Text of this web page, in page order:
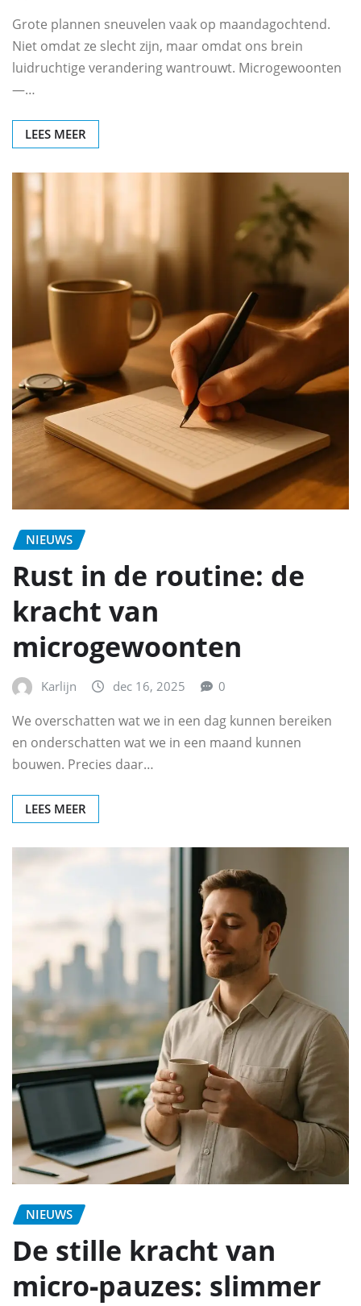
Grote plannen sneuvelen vaak op maandagochtend.
Niet omdat ze slecht zijn, maar omdat ons brein
luidruchtige verandering wantrouwt. Microgewoonten
—…
LEES MEER
NIEUWS
Rust in de routine: de
kracht van
microgewoonten
Karlijn dec 16, 2025 0
We overschatten wat we in een dag kunnen bereiken
en onderschatten wat we in een maand kunnen
bouwen. Precies daar…
LEES MEER
NIEUWS
De stille kracht van
micro‑pauzes: slimmer